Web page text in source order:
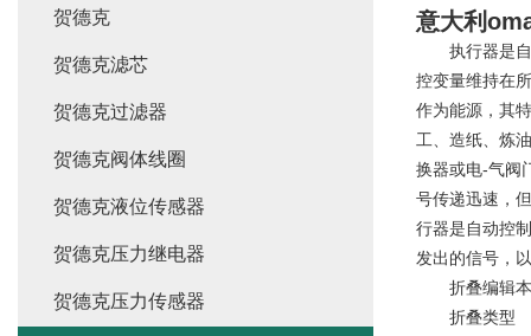
意大利
执行器是自
控变量维持在
作为能源，其
工、造纸、炼
换器或电-气阀
号传递迅速，
行器是自动控
发出的信号，
折叠编辑本
折叠类型
贺德克
贺德克滤芯
贺德克过滤器
贺德克阀体线圈
贺德克液位传感器
贺德克压力继电器
贺德克压力传感器